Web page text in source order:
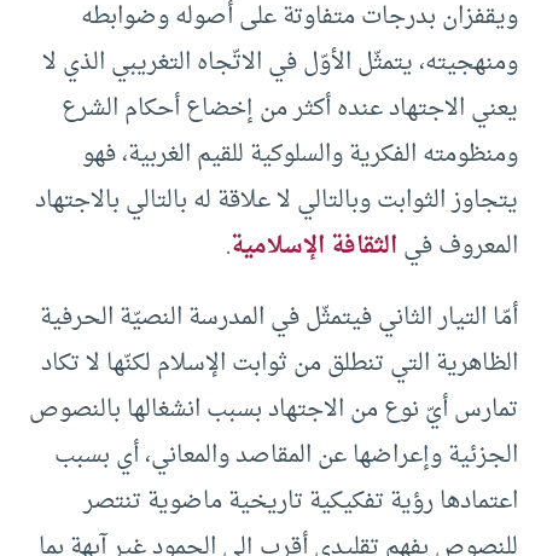
ويقفزان بدرجات متفاوتة على أصوله وضوابطه
ومنهجيته، يتمثّل الأوّل في الاتّجاه التغريبي الذي لا
يعني الاجتهاد عنده أكثر من إخضاع أحكام الشرع
ومنظومته الفكرية والسلوكية للقيم الغربية، فهو
يتجاوز الثوابت وبالتالي لا علاقة له بالتالي بالاجتهاد
المعروف فيالثقافة الإسلامية.
أمّا التيار الثاني فيتمثّل في المدرسة النصيّة الحرفية
الظاهرية التي تنطلق من ثوابت الإسلام لكنّها لا تكاد
تمارس أيّ نوع من الاجتهاد بسبب انشغالها بالنصوص
الجزئية وإعراضها عن المقاصد والمعاني، أي بسبب
اعتمادها رؤية تفكيكية تاريخية ماضوية تنتصر